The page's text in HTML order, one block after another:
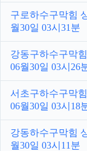
구로하수구막힘
월30일 03시31분
강동구하수구막
06월30일 03시26
서초구하수구막
06월30일 03시18
강동하수구막힘
월30일 03시11분